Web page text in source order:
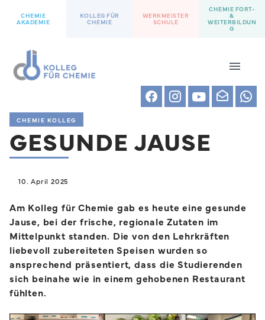
CHEMIE
AKADEMIE
KOLLEG FÜR
CHEMIE
WERKMEISTER
SCHULE
CHEMIE FORT-
&
WEITERBILDUN
G
CHEMIE KOLLEG
GESUNDE JAUSE
10. April 2025
Am Kolleg für Chemie gab es heute eine gesunde
Jause, bei der frische, regionale Zutaten im
Mittelpunkt standen. Die von den Lehrkräften
liebevoll zubereiteten Speisen wurden so
ansprechend präsentiert, dass die Studierenden
sich beinahe wie in einem gehobenen Restaurant
fühlten.